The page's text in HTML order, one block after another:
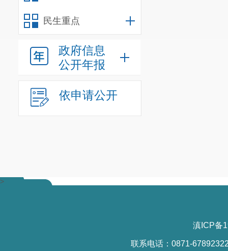
民生重点
政府信息
公开年报
依申请公开
>
滇ICP备
联系电话：0871-